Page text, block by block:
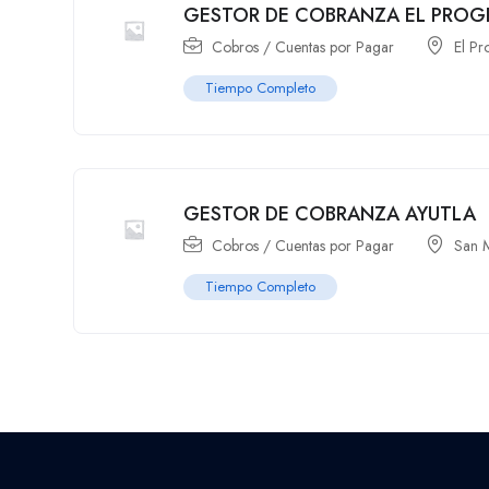
GESTOR DE COBRANZA EL
Cobros / Cuentas por Pagar El
Tiempo Completo
GESTOR DE COBRANZA AYUTLA
Cobros / Cuentas por Pagar San
Tiempo Completo